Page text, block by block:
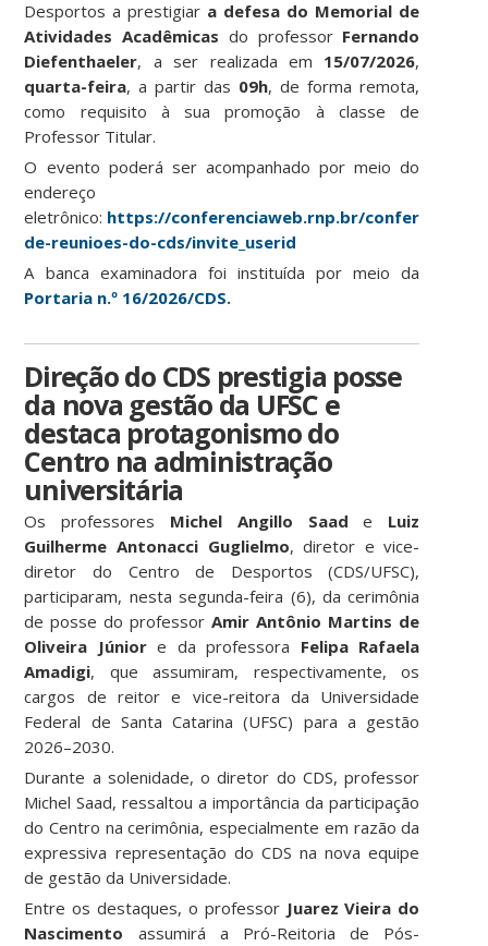
Desportos a prestigiar a defesa do Memorial de
Atividades Acadêmicas do professor Fernando
Diefenthaeler, a ser realizada em 15/07/2026,
quarta-feira, a partir das 09h, de forma remota,
como requisito à sua promoção à classe de
Professor Titular.
O evento poderá ser acompanhado por meio do
endereço
eletrônico: https://conferenciaweb.rnp.br/conference/
de-reunioes-do-cds/invite_userid
A banca examinadora foi instituída por meio da
Portaria n.º 16/2026/CDS.
Direção do CDS prestigia posse
da nova gestão da UFSC e
destaca protagonismo do
Centro na administração
universitária
Os professores Michel Angillo Saad e Luiz
Guilherme Antonacci Guglielmo, diretor e vice-
diretor do Centro de Desportos (CDS/UFSC),
participaram, nesta segunda-feira (6), da cerimônia
de posse do professorAmir Antônio Martins de
Oliveira Júniore da professora Felipa Rafaela
Amadigi, que assumiram, respectivamente, os
cargos de reitor e vice-reitora da Universidade
Federal de Santa Catarina (UFSC) para a gestão
2026–2030.
Durante a solenidade, o diretor do CDS, professor
Michel Saad, ressaltou a importância da participação
do Centro na cerimônia, especialmente em razão da
expressiva representação do CDS na nova equipe
de gestão da Universidade.
Entre os destaques, o professor Juarez Vieira do
Nascimento assumirá a Pró-Reitoria de Pós-